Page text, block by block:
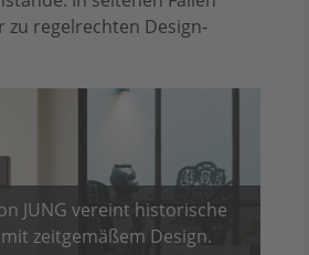
zu regelrechten Design-
JUNG vereint historische
zeitgemäßem Design.